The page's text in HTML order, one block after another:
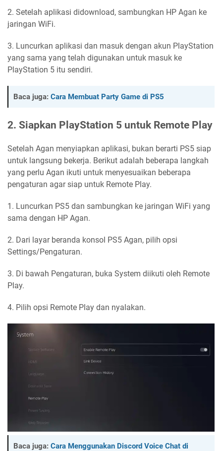
2. Setelah aplikasi didownload, sambungkan HP Agan ke
jaringan WiFi.
3. Luncurkan aplikasi dan masuk dengan akun PlayStation
yang sama yang telah digunakan untuk masuk ke
PlayStation 5 itu sendiri.
Baca juga: Cara Membuat Party Game di PS5
2. Siapkan PlayStation 5 untuk Remote Play
Setelah Agan menyiapkan aplikasi, bukan berarti PS5 siap
untuk langsung bekerja. Berikut adalah beberapa langkah
yang perlu Agan ikuti untuk menyesuaikan beberapa
pengaturan agar siap untuk Remote Play.
1. Luncurkan PS5 dan sambungkan ke jaringan WiFi yang
sama dengan HP Agan.
2. Dari layar beranda konsol PS5 Agan, pilih opsi
Settings/Pengaturan.
3. Di bawah Pengaturan, buka System diikuti oleh Remote
Play.
4. Pilih opsi Remote Play dan nyalakan.
Baca juga: Cara Menggunakan Discord Voice Chat di